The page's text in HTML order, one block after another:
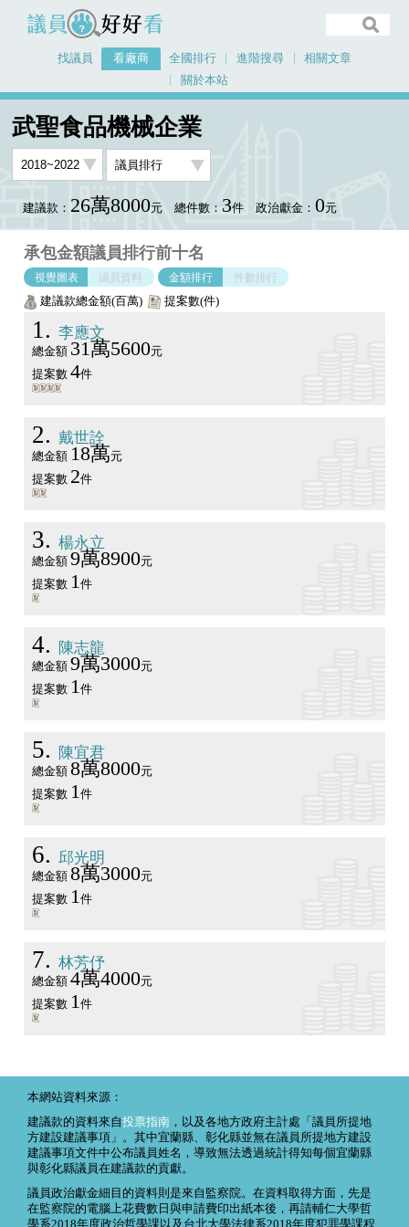
議員好好看
找議員 看廠商 全國排行 進階搜尋
相關文章
關於本站
武聖食品機械企業
建議款： 26萬8000元 總件數： 3件 政治獻金： 0元
承包金額議員排行前十名
視覺圖表 議員資料 金額排行 件數排行
建議款總金額(百萬) 提案數(件)
1 李應文
總金額 31萬5600元
提案數 4件
2 戴世詮
總金額 18萬元
提案數 2件
3 楊永立
總金額 9萬8900元
提案數 1件
4 陳志龍
總金額 9萬3000元
提案數 1件
5 陳宜君
總金額 8萬8000元
提案數 1 件
6 邱光明
總金額 8萬3000元
提案數 1 件
7 林芳伃
總金額 4萬4000元
提案數 1 件
本網站資料來源：
建議款的資料來自投票指南 ，以及各地方政府主計處「議員所提地
方建設建議事項」。其中宜蘭縣、彰化縣並無在議員所提地方建設
建議事項文件中公布議員姓名，導致無法透過統計得知每個宜蘭縣
與彰化縣議員在建議款的貢獻。
議員政治獻金細目的資料則是來自監察院。在資料取得方面，先是
在監察院的電腦上花費數日與申請費印出紙本後，再請輔仁大學哲
學系2018年度政治哲學課以及台北大學法律系2018年度犯罪學課程